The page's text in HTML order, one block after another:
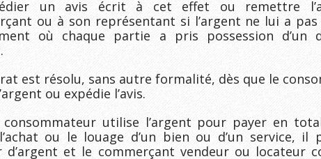
un avis écrit à cet effet ou remettre
ou à son représentant si l’argent ne lui a
où chaque partie a pris possession d’un
est résolu, sans autre formalité, dès que le
ou expédie l’avis.
consommateur utilise l’argent pour payer en
ou le louage d’un bien ou d’un service, il
d’argent et le commerçant vendeur ou locateur